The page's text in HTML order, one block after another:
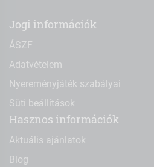
Jogi információk
ÁSZF
Adatvételem
Nyereményjáték szabályai
Süti beállítások
Hasznos információk
Aktuális ajánlatok
Blog